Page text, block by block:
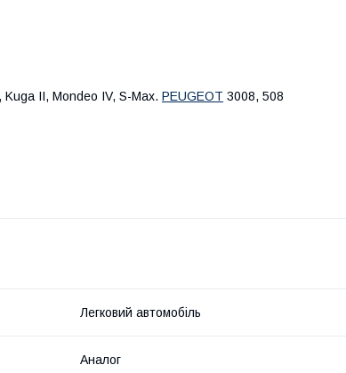
II, Mondeo IV, S-Max. PEUGEOT 3008, 508
Легковий автомобіль
Аналог